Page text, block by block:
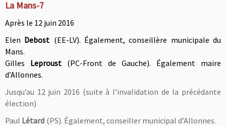
La Mans-7
Après le 12 juin 2016
Elen Debost (EE-LV). Également, conseillère municipale du
Mans.
Gilles Leproust (PC-Front de Gauche). Également maire
d’Allonnes.
Jusqu’au 12 juin 2016 (suite à l’invalidation de la précédante
élection)
Paul Létard (PS). Également, conseiller municipal d’Allonnes.